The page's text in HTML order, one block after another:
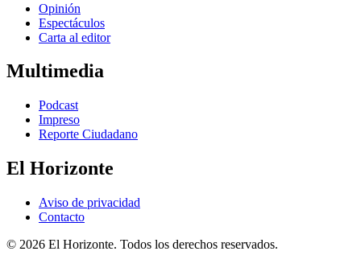
Opinión
Espectáculos
Carta al editor
Multimedia
Podcast
Impreso
Reporte Ciudadano
El Horizonte
Aviso de privacidad
Contacto
© 2026 El Horizonte. Todos los derechos reservados.